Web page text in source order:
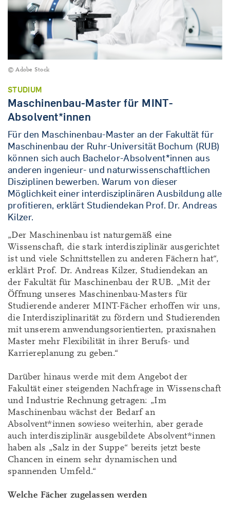
© Adobe Stock
STUDIUM
Maschinenbau-Master für MINT-
Absolvent*innen
Für den Maschinenbau-Master an der Fakultät für
Maschinenbau der Ruhr-Universität Bochum (RUB)
können sich auch Bachelor-Absolvent*innen aus
anderen ingenieur- und naturwissenschaftlichen
Disziplinen bewerben. Warum von dieser
Möglichkeit einer interdisziplinären Ausbildung alle
profitieren, erklärt Studiendekan Prof. Dr. Andreas
Kilzer.
„Der Maschinenbau ist naturgemäß eine
Wissenschaft, die stark interdisziplinär ausgerichtet
ist und viele Schnittstellen zu anderen Fächern hat“,
erklärt Prof. Dr. Andreas Kilzer, Studiendekan an
der Fakultät für Maschinenbau der RUB. „Mit der
Öffnung unseres Maschinenbau-Masters für
Studierende anderer MINT-Fächer erhoffen wir uns,
die Interdisziplinarität zu fördern und Studierenden
mit unserem anwendungsorientierten, praxisnahen
Master mehr Flexibilität in ihrer Berufs- und
Karriereplanung zu geben.“
Darüber hinaus werde mit dem Angebot der
Fakultät einer steigenden Nachfrage in Wissenschaft
und Industrie Rechnung getragen: „Im
Maschinenbau wächst der Bedarf an
Absolvent*innen sowieso weiterhin, aber gerade
auch interdisziplinär ausgebildete Absolvent*innen
haben als „Salz in der Suppe“ bereits jetzt beste
Chancen in einem sehr dynamischen und
spannenden Umfeld.“
Welche Fächer zugelassen werden